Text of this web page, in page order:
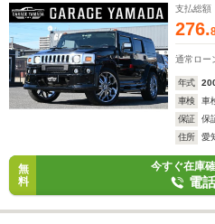
支払総額
276.
通常ロー
年式
車検
車
保証
保
住所
愛
無
料
今すぐ在庫
電